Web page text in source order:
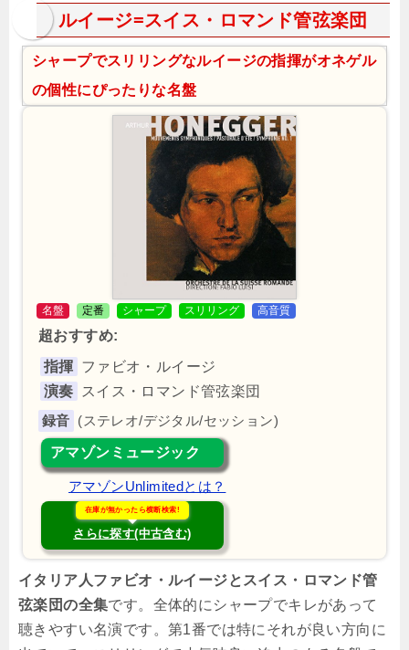
ルイージ=スイス・ロマンド管弦楽団
シャープでスリリングなルイージの指揮がオネゲル
の個性にぴったりな名盤
名盤 定番 シャープ スリリング 高音質
超おすすめ:
指揮 ファビオ・ルイージ
演奏
スイス・ロマンド管弦楽団
(ステレオ/デジタル/セッション)
アマゾンミュージック
アマゾンUnlimitedとは？
在庫が無かったら横断検索!
さらに探す(中古含む)
イタリア人ファビオ・ルイージとスイス・ロマンド管
弦楽団の全集です。全体的にシャープでキレがあって
聴きやすい名演です。第1番では特にそれが良い方向に